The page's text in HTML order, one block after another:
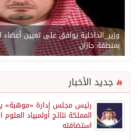
وزير_الداخلية يوافق على تعيين أعضاء
بمنطقة جازان
جديد الأخبار
رئيس مجلس إدارة «موهبة»
المملكة نتائج أولمبياد
استضافته